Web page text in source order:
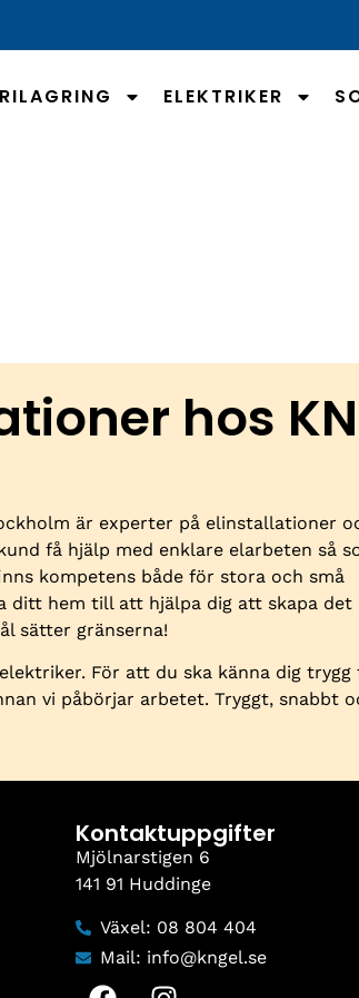
ELEKTRIKER
hos
är experter på elinstallationer
få hjälp med enklare elarbeten så
kompetens både för stora och små
ditt hem till att hjälpa dig att skapa det
sätter gränserna!
För att du ska känna dig trygg
vi påbörjar arbetet. Tryggt, snabbt
Kontaktuppgifter
Mjölnarstigen 6
141 91 Huddinge
Växel: 08 804 404
Mail: info@kngel.se